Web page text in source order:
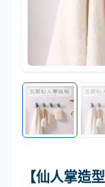
【仙人掌造